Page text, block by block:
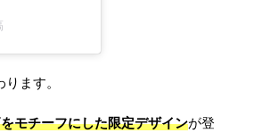
ます。
モチーフにした限定デザインが登